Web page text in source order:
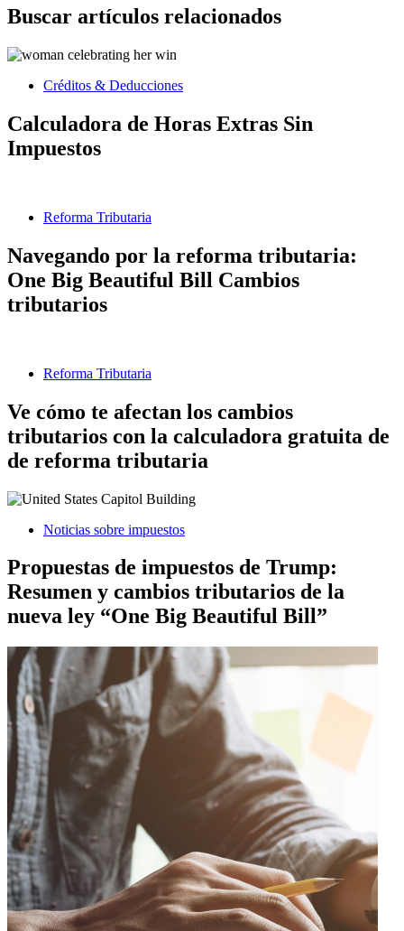
Buscar artículos relacionados
Créditos & Deducciones
Calculadora de Horas Extras Sin
Impuestos
Reforma Tributaria
Navegando por la reforma tributaria:
One Big Beautiful Bill Cambios
tributarios
Reforma Tributaria
Ve cómo te afectan los cambios
tributarios con la calculadora gratuita de
de reforma tributaria
Noticias sobre impuestos
Propuestas de impuestos de Trump:
Resumen y cambios tributarios de la
nueva ley “One Big Beautiful Bill”